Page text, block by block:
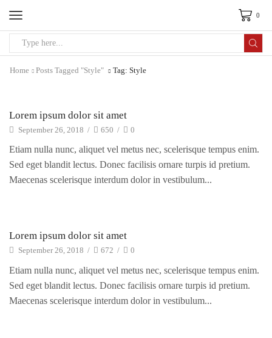
0
Home
Posts Tagged "Style" Tag: Style
Electro Advices
Lorem ipsum dolor sit amet
September 26, 2018 / 650 / 0
Etiam nulla nunc, aliquet vel metus nec, scelerisque tempus enim.
Sed eget blandit lectus. Donec facilisis ornare turpis id pretium.
Maecenas scelerisque interdum dolor in vestibulum...
Electro Advices
Lorem ipsum dolor sit amet
September 26, 2018 / 672 / 0
Etiam nulla nunc, aliquet vel metus nec, scelerisque tempus enim.
Sed eget blandit lectus. Donec facilisis ornare turpis id pretium.
Maecenas scelerisque interdum dolor in vestibulum...